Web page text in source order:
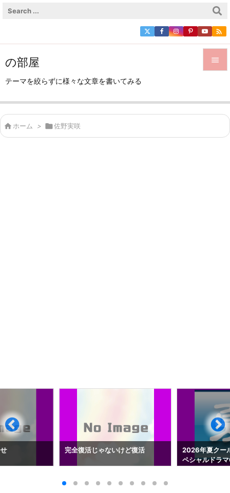
の部屋
テーマを絞らずに様々な文章を書いてみる


サイド


 ホーム > 佐野実咲
完全復活じゃないけど復活
2026年夏クー
ペシャルドラ